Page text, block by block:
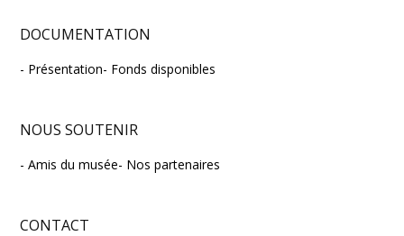
DOCUMENTATION
Présentation Fonds disponibles
NOUS SOUTENIR
Amis du musée Nos partenaires
CONTACT